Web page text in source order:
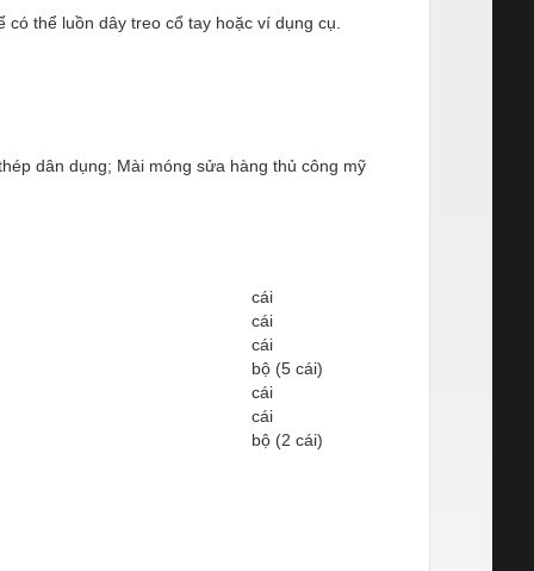
thể luồn dây treo cổ tay hoặc ví dụng cụ.
dân dụng; Mài móng sửa hàng thủ công mỹ
cái
cái
cái
bộ (5 cái)
cái
cái
bộ (2 cái)